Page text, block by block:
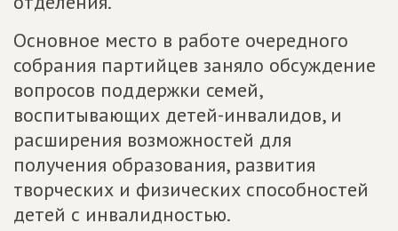
Основное место в работе очередного
собрания партийцев заняло обсуждение
вопросов поддержки семей,
воспитывающих детей-инвалидов, и
расширения возможностей для
получения образования, развития
творческих и физических способностей
детей с инвалидностью.